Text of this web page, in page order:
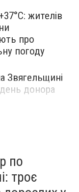
жителів
про
погоду
Звягельщині
донора
по
троє